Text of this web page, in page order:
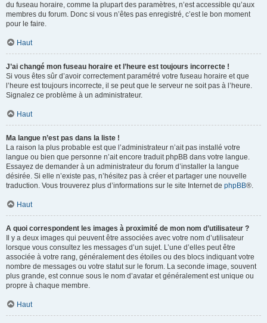
du fuseau horaire, comme la plupart des paramètres, n’est accessible qu’aux
membres du forum. Donc si vous n’êtes pas enregistré, c’est le bon moment
pour le faire.
Haut
J’ai changé mon fuseau horaire et l’heure est toujours incorrecte !
Si vous êtes sûr d’avoir correctement paramétré votre fuseau horaire et que
l’heure est toujours incorrecte, il se peut que le serveur ne soit pas à l’heure.
Signalez ce problème à un administrateur.
Haut
Ma langue n’est pas dans la liste !
La raison la plus probable est que l’administrateur n’ait pas installé votre
langue ou bien que personne n’ait encore traduit phpBB dans votre langue.
Essayez de demander à un administrateur du forum d’installer la langue
désirée. Si elle n’existe pas, n’hésitez pas à créer et partager une nouvelle
traduction. Vous trouverez plus d’informations sur le site Internet de phpBB®.
Haut
A quoi correspondent les images à proximité de mon nom d’utilisateur ?
Il y a deux images qui peuvent être associées avec votre nom d’utilisateur
lorsque vous consultez les messages d’un sujet. L’une d’elles peut être
associée à votre rang, généralement des étoiles ou des blocs indiquant votre
nombre de messages ou votre statut sur le forum. La seconde image, souvent
plus grande, est connue sous le nom d’avatar et généralement est unique ou
propre à chaque membre.
Haut